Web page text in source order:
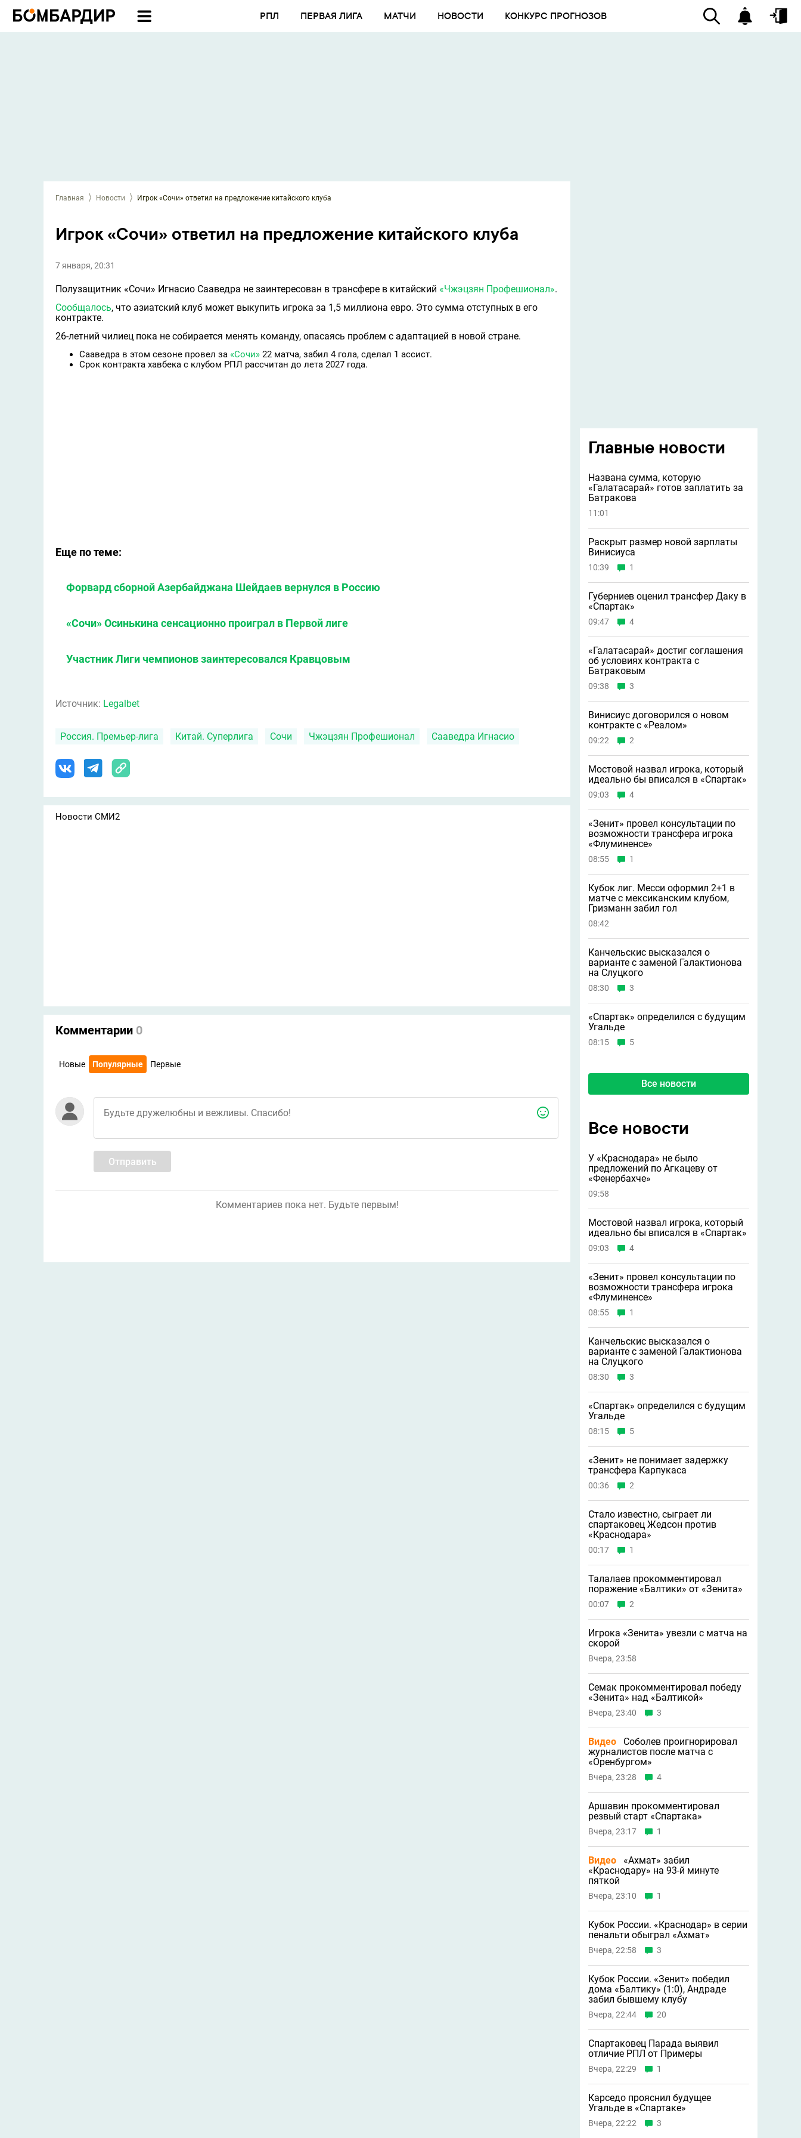
РПЛ ПЕРВАЯ ЛИГА МАТЧИ НОВОСТИ КОНКУРС ПРОГНОЗОВ
Главная Новости Игрок «Сочи» ответил на предложение китайского клуба
Игрок «Сочи» ответил на предложение китайского клуба
7 января, 20:31
Полузащитник «Сочи» Игнасио Сааведра не заинтересован в трансфере в китайский «Чжэцзян Профешионал».
Сообщалось, что азиатский клуб может выкупить игрока за 1,5 миллиона евро. Это сумма отступных в его
контракте.
26-летний чилиец пока не собирается менять команду, опасаясь проблем с адаптацией в новой стране.
Сааведра в этом сезоне провел за «Сочи» 22 матча, забил 4 гола, сделал 1 ассист.
Срок контракта хавбека с клубом РПЛ рассчитан до лета 2027 года.
Еще по теме:
Форвард сборной Азербайджана Шейдаев вернулся в Россию
«Сочи» Осинькина сенсационно проиграл в Первой лиге
Участник Лиги чемпионов заинтересовался Кравцовым
Источник: Legalbet
Россия. Премьер-лига Китай. Суперлига Сочи Чжэцзян Профешионал Сааведра Игнасио
Новости СМИ2
Комментарии 0
Новые Популярные Первые
Отправить
Комментариев пока нет. Будьте первым!
Главные новости
Названа сумма, которую
«Галатасарай» готов заплатить за
Батракова
11:01
Раскрыт размер новой зарплаты
Винисиуса
10:39 1
Губерниев оценил трансфер Даку в
«Спартак»
09:47 4
«Галатасарай» достиг соглашения
об условиях контракта с
Батраковым
09:38 3
Винисиус договорился о новом
контракте с «Реалом»
09:22 2
Мостовой назвал игрока, который
идеально бы вписался в «Спартак»
09:03 4
«Зенит» провел консультации по
возможности трансфера игрока
«Флуминенсе»
08:55 1
Кубок лиг. Месси оформил 2+1 в
матче с мексиканским клубом,
Гризманн забил гол
08:42
Канчельскис высказался о
варианте с заменой Галактионова
на Слуцкого
08:30 3
«Спартак» определился с будущим
Угальде
08:15 5
Все новости
Все новости
У «Краснодара» не было
предложений по Агкацеву от
«Фенербахче»
09:58
Мостовой назвал игрока, который
идеально бы вписался в «Спартак»
09:03 4
«Зенит» провел консультации по
возможности трансфера игрока
«Флуминенсе»
08:55 1
Канчельскис высказался о
варианте с заменой Галактионова
на Слуцкого
08:30 3
«Спартак» определился с будущим
Угальде
08:15 5
«Зенит» не понимает задержку
трансфера Карпукаса
00:36 2
Стало известно, сыграет ли
спартаковец Жедсон против
«Краснодара»
00:17 1
Талалаев прокомментировал
поражение «Балтики» от «Зенита»
00:07 2
Игрока «Зенита» увезли с матча на
скорой
Вчера, 23:58
Семак прокомментировал победу
«Зенита» над «Балтикой»
Вчера, 23:40 3
Видео
Соболев проигнорировал
журналистов после матча с
«Оренбургом»
Вчера, 23:28 4
Аршавин прокомментировал
резвый старт «Спартака»
Вчера, 23:17 1
Видео
«Ахмат» забил
«Краснодару» на 93-й минуте
пяткой
Вчера, 23:10 1
Кубок России. «Краснодар» в серии
пенальти обыграл «Ахмат»
Вчера, 22:58 3
Кубок России. «Зенит» победил
дома «Балтику» (1:0), Андраде
забил бывшему клубу
Вчера, 22:44 20
Спартаковец Парада выявил
отличие РПЛ от Примеры
Вчера, 22:29 1
Карседо прояснил будущее
Угальде в «Спартаке»
Вчера, 22:22 3